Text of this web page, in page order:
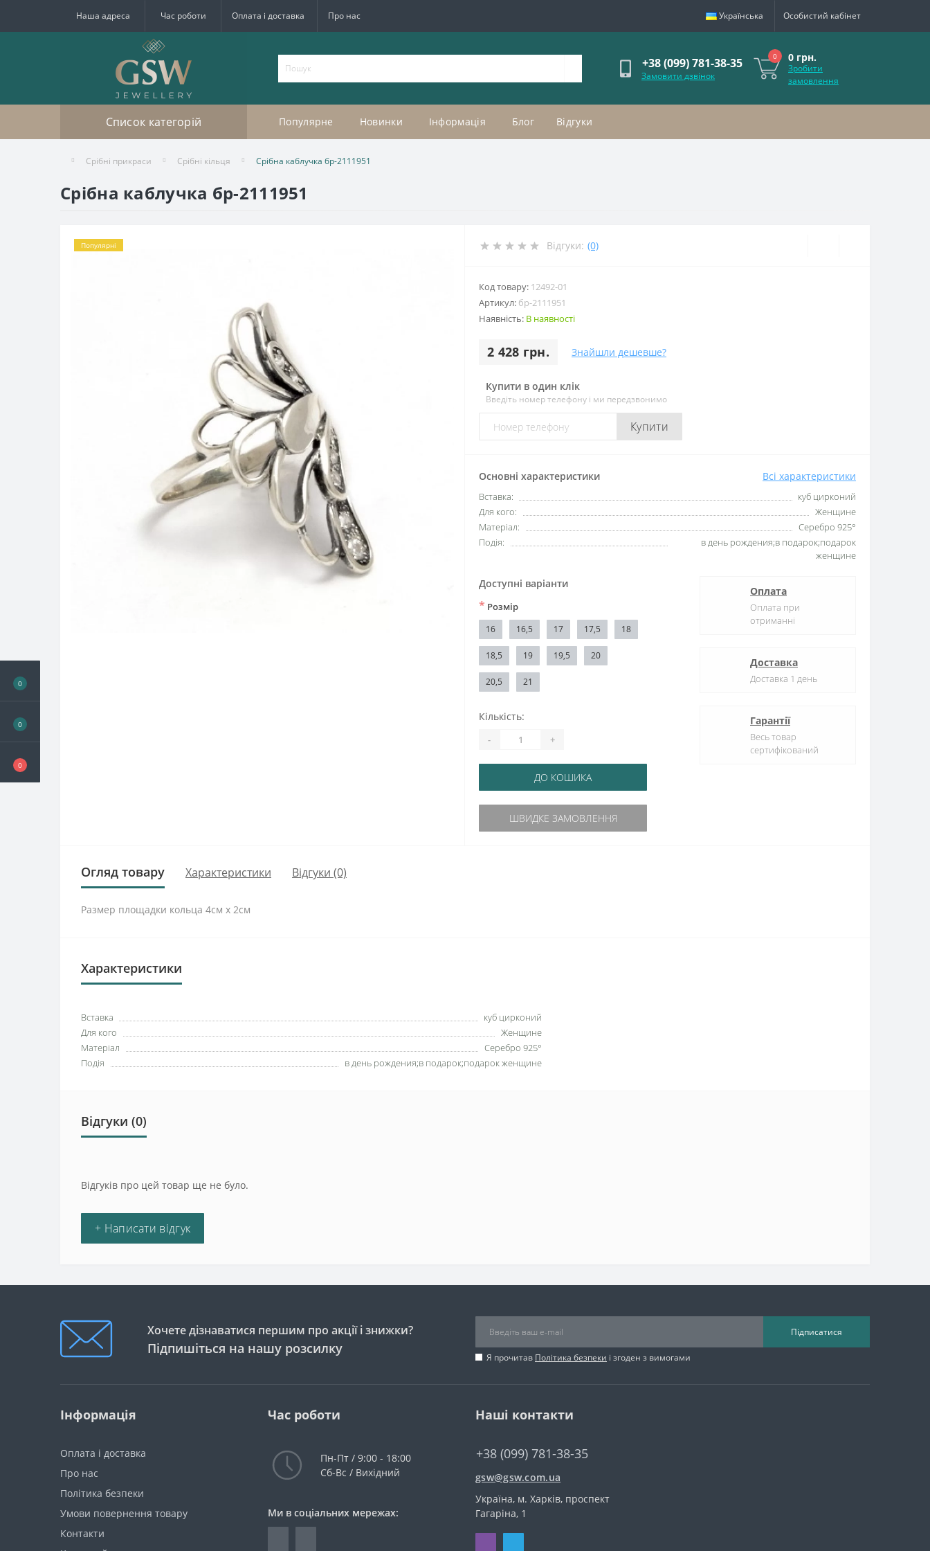
0
0
0
Наша адреса Час роботи Оплата і доставка Про нас Українська Особистий кабінет
+38 (099) 781-38-35
Замовити дзвінок
0 0 грн.
Зробити
замовлення
Список категорій Популярне Новинки Інформація Блог Відгуки
Срібні прикраси Срібні кільця Срібна каблучка бр-2111951
Срібна каблучка бр-2111951
Популярні Відгуки: (0)
Код товару: 12492-01
Артикул: бр-2111951
Наявність: В наявності
2 428 грн. Знайшли дешевше?
Купити в один клік
Введіть номер телефону і ми передзвонимо
Купити
Основні характеристики Всі характеристики
Вставка:
куб цирконий
Для кого:
Женщине
Матеріал:
Серебро 925°
Подія:
в день рождения;в подарок;подарок
женщине
Доступні варіанти
* Розмір
16 16,5 17 17,5 18
18,5 19 19,5 20
20,5 21
Кількість:
- +
ДО КОШИКА
ШВИДКЕ ЗАМОВЛЕННЯ
Оплата
Оплата при
отриманні
Доставка
Доставка 1 день
Гарантії
Весь товар
сертифікований
Огляд товару Характеристики Відгуки (0)
Размер площадки кольца 4см х 2см
Характеристики
Вставка
куб цирконий
Для кого
Женщине
Матеріал
Серебро 925°
Подія
в день рождения;в подарок;подарок женщине
Відгуки (0)
Відгуків про цей товар ще не було.
+ Написати відгук
Хочете дізнаватися першим про акції і знижки?
Підпишіться на нашу розсилку
Підписатися
Я прочитав Політика безпеки і згоден з вимогами
Інформація
Оплата і доставка
Про нас
Політика безпеки
Умови повернення товару
Контакти
Час роботи
Пн-Пт / 9:00 - 18:00
Сб-Вс / Вихідний
Ми в соціальних мережах:
Наші контакти
+38 (099) 781-38-35
gsw@gsw.com.ua
Україна, м. Харків, проспект
Гагаріна, 1